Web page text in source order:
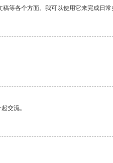
等各个方面。我可以使用它来完成日常
交流。